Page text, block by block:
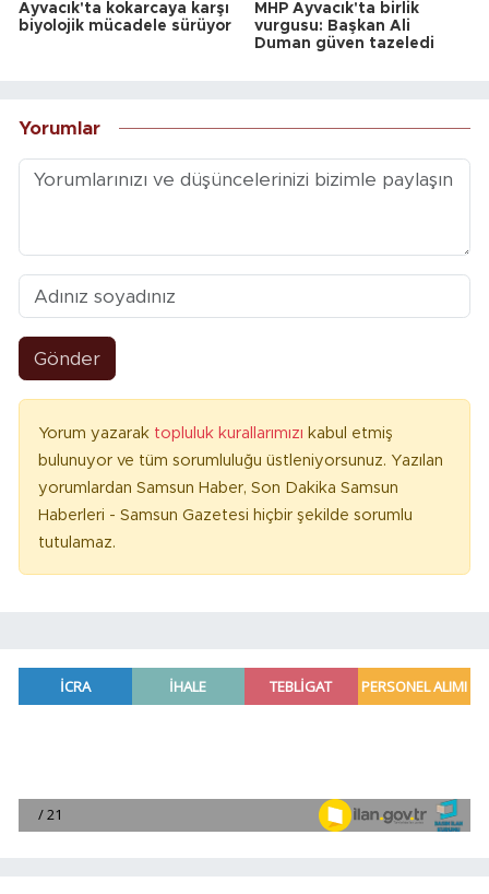
Ayvacık'ta kokarcaya karşı
biyolojik mücadele sürüyor
MHP Ayvacık'ta birlik
vurgusu: Başkan Ali
Duman güven tazeledi
Yorumlar
Gönder
Yorum yazarak topluluk kurallarımızı kabul etmiş
bulunuyor ve tüm sorumluluğu üstleniyorsunuz. Yazılan
yorumlardan Samsun Haber, Son Dakika Samsun
Haberleri - Samsun Gazetesi hiçbir şekilde sorumlu
tutulamaz.